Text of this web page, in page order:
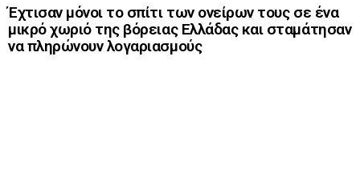
Έχτισαν μόνοι το σπίτι των ονείρων τους σε ένα
μικρό χωριό της βόρειας Ελλάδας και σταμάτησαν
να πληρώνουν λογαριασμούς